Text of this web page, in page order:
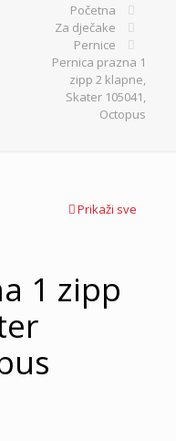
Početna
Za dječake
Pernice
Pernica prazna 1
zipp 2 klapne,
Skater 105041,
Octopus
Prikaži sve
1 zipp